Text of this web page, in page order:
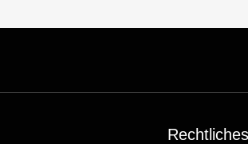
Rechtliches